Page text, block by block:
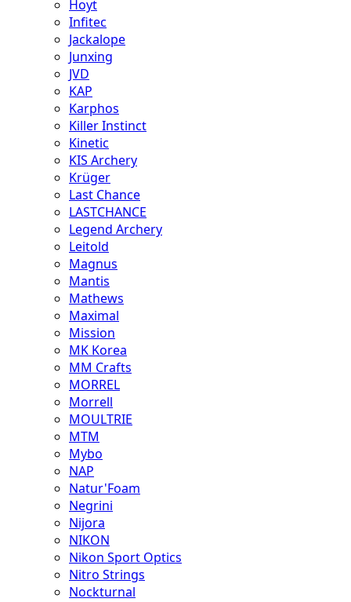
Hoyt
Infitec
Jackalope
Junxing
JVD
KAP
Karphos
Killer Instinct
Kinetic
KIS Archery
Krüger
Last Chance
LASTCHANCE
Legend Archery
Leitold
Magnus
Mantis
Mathews
Maximal
Mission
MK Korea
MM Crafts
MORREL
Morrell
MOULTRIE
MTM
Mybo
NAP
Natur'Foam
Negrini
Nijora
NIKON
Nikon Sport Optics
Nitro Strings
Nockturnal